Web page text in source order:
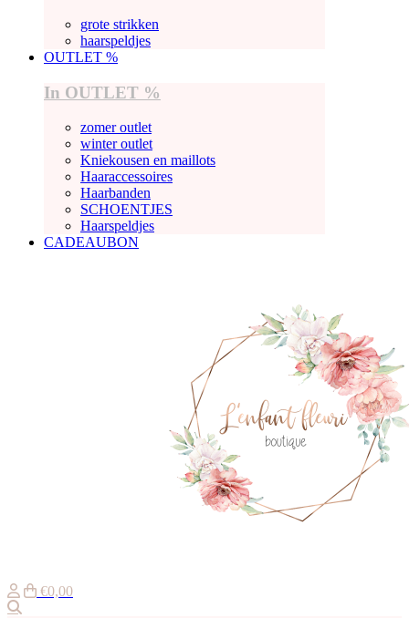
grote strikken
haarspeldjes
OUTLET %
In OUTLET %
zomer outlet
winter outlet
Kniekousen en maillots
Haaraccessoires
Haarbanden
SCHOENTJES
Haarspeldjes
CADEAUBON
€0,00